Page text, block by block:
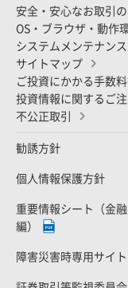
安全・安心なお取引
OS・ブラウザ・動作
システムメンテナン
サイトマップ
ご投資にかかる手数
投資情報に関するご
不公正取引
勧誘方針
個人情報保護方針
重要情報シート（金
編）
障害災害時専用サイト